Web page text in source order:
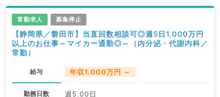
常勤求人 募集停止
【静岡県／磐田市】当直回数相談可◎週5日1,000万円
以上のお仕事～マイカー通勤◎～（内分泌・代謝内科／
常勤）
給与 年収1,000万円 ～
勤務日数 週5.00日